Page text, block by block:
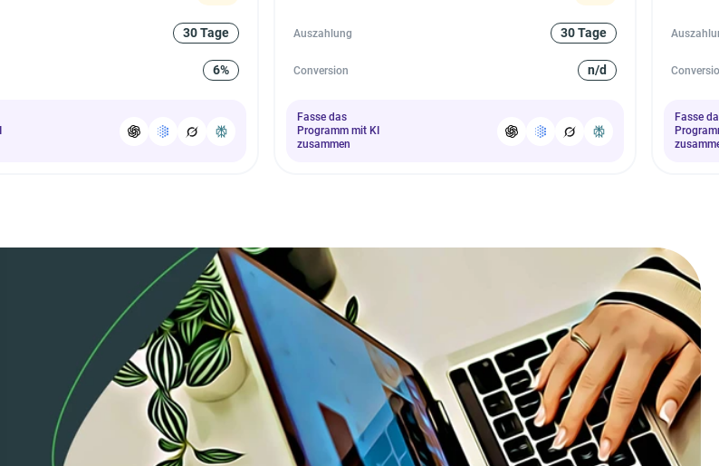
30 Tage
6%
Auszahlung 30 Tage
Conversion n/d
Fasse das
Programm mit KI
zusammen
Fasse